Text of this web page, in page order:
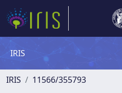
IRIS
IRIS 11566/355793